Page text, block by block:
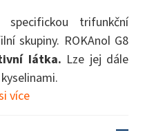
trifunkční
skupiny. ROKAnol G8
látka. Lze jej dále
více